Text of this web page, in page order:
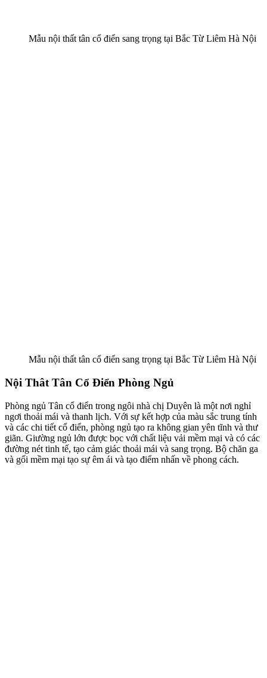
Mẫu nội thất tân cổ điển sang trọng tại Bắc Từ Liêm Hà Nội
Mẫu nội thất tân cổ điển sang trọng tại Bắc Từ Liêm Hà Nội
Nội Thât Tân Cổ Điển Phòng Ngủ
Phòng ngủ Tân cổ điển trong ngôi nhà chị Duyên là một nơi nghỉ
ngơi thoải mái và thanh lịch. Với sự kết hợp của màu sắc trung tính
và các chi tiết cổ điển, phòng ngủ tạo ra không gian yên tĩnh và thư
giãn. Giường ngủ lớn được bọc với chất liệu vải mềm mại và có các
đường nét tinh tế, tạo cảm giác thoải mái và sang trọng. Bộ chăn ga
và gối mềm mại tạo sự êm ái và tạo điểm nhấn về phong cách.